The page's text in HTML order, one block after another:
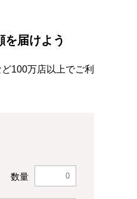
届けよう
100万店以上でご利
数量